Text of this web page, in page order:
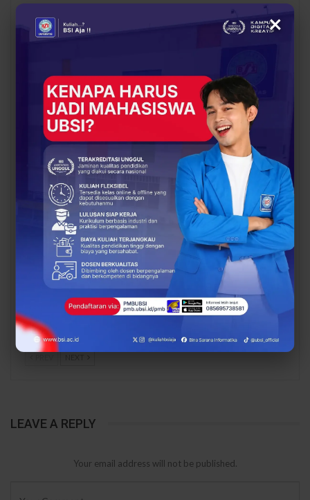
UBSI Buka Call for
Papers ICAISD 2026,
Dorong Riset Teknologi
dan Keamanan Siber…
Siap Kuliah Berkualitas?
UBSI Cengkareng Gelar
Open Booth Spesial
dengan Beasiswa…
Dari Catatan Manual
Menuju Digital, UBSI
Bantu Bank Sampah
Mawar Burangrang
Kelola…
BERITA
Dari Sampah Jadi
Rupiah, UBSI Bantu
Bank Sampah Mawar
Burangrang Go Digital
LEAVE A REPLY
Your email address will not be published.
×